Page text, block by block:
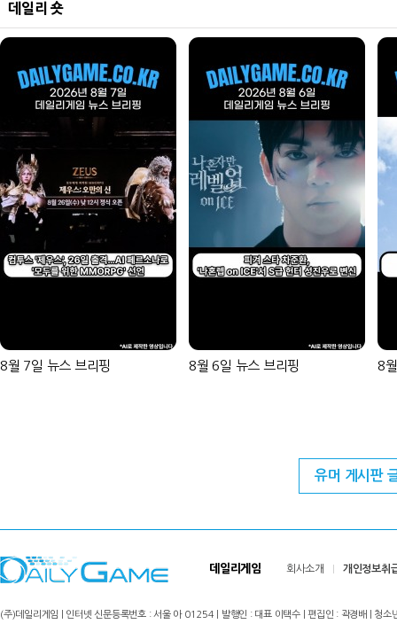
데일리 숏
8월 7일 뉴스 브리핑 8월 6일 뉴스 브리핑 8
유머 게시판
데일리게임 회사소개 개인정보취
(주)데일리게임 | 인터넷 신문등록번호 : 서울 아 01254 | 발행인 : 대표 이택수 | 편집인 : 곽경배 |